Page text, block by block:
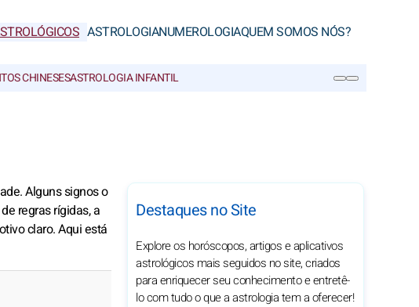
ASTROLOGIANUMEROLOGIAQUEM SOMOS NÓS?
CHINESESASTROLOGIA INFANTIL
Alguns signos o
regras rígidas, a
claro. Aqui está
Destaques no Site
Explore os horóscopos, artigos e aplicativos
astrológicos mais seguidos no site, criados
para enriquecer seu conhecimento e entretê-
lo com tudo o que a astrologia tem a oferecer!